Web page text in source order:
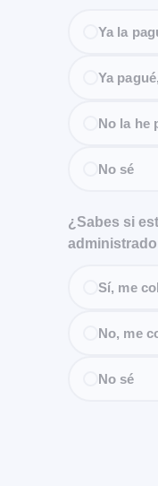
Ya la
Ya
No la he
No sé
¿Sabes si
Sí, me
No, me
No sé